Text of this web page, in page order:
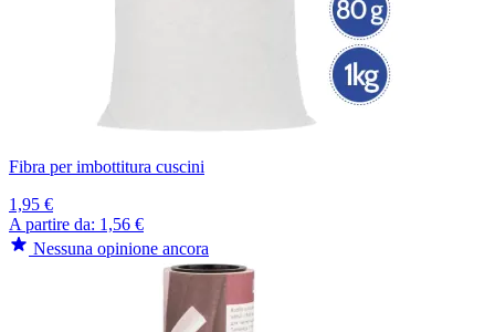
Fibra per imbottitura cuscini
1,95 €
A partire da: 1,56 €
Nessuna opinione ancora